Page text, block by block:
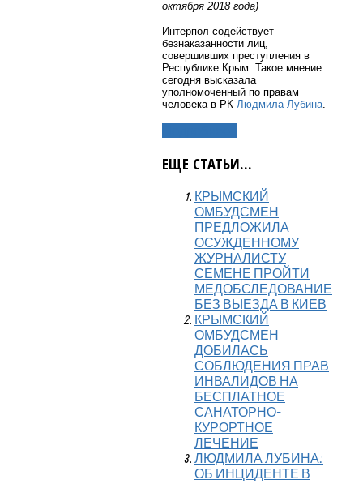
октября 2018 года)
Интерпол содействует
безнаказанности лиц,
совершивших преступления в
Республике Крым. Такое мнение
сегодня высказала
уполномоченный по правам
человека в РК Людмила Лубина
ЕЩЕ СТАТЬИ...
КРЫМСКИЙ
ОМБУДСМЕН
ПРЕДЛОЖИЛА
ОСУЖДЕННОМУ
ЖУРНАЛИСТУ
СЕМЕНЕ ПРОЙТИ
МЕДОБСЛЕДОВАНИЕ
БЕЗ ВЫЕЗДА В КИЕВ
КРЫМСКИЙ
ОМБУДСМЕН
ДОБИЛАСЬ
СОБЛЮДЕНИЯ ПРАВ
ИНВАЛИДОВ НА
БЕСПЛАТНОЕ
САНАТОРНО-
КУРОРТНОЕ
ЛЕЧЕНИЕ
ЛЮДМИЛА ЛУБИНА:
ОБ ИНЦИДЕНТЕ В